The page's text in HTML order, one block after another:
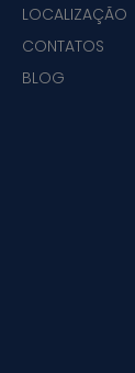
LOCALIZAÇÃO
CONTATOS
BLOG